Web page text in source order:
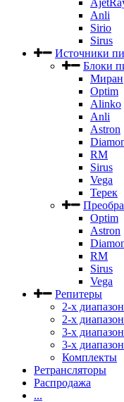
Anli
Sirio
Sirus
Источники
Блоки
Миран
Optim
Alinko
Anli
Astron
RM
Sirus
Vega
Терек
Optim
Astron
RM
Sirus
Vega
Репитеры
2-х
2-х
3-х
3-х
Комплекты
Ретрансляторы
Распродажа
...